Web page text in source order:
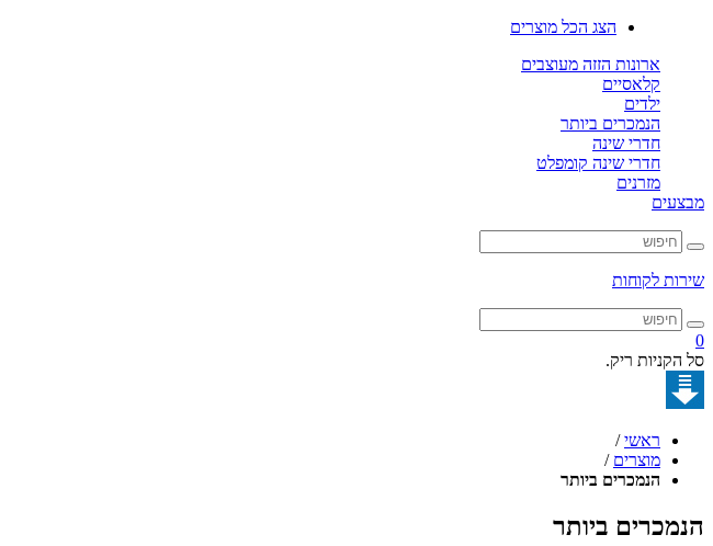
הצג הכל מוצרים
ארונות הזזה מעוצבים
קלאסיים
ילדים
הנמכרים ביותר
חדרי שינה
חדרי שינה קומפלט
מזרנים
מבצעים
שירות לקוחות
0
סל הקניות ריק.
ראשי /
מוצרים /
הנמכרים ביותר
הנמכרים ביותר